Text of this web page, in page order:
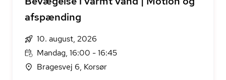
afspænding
10. august, 2026
Mandag, 16:00 - 16:45
Bragesvej 6, Korsør